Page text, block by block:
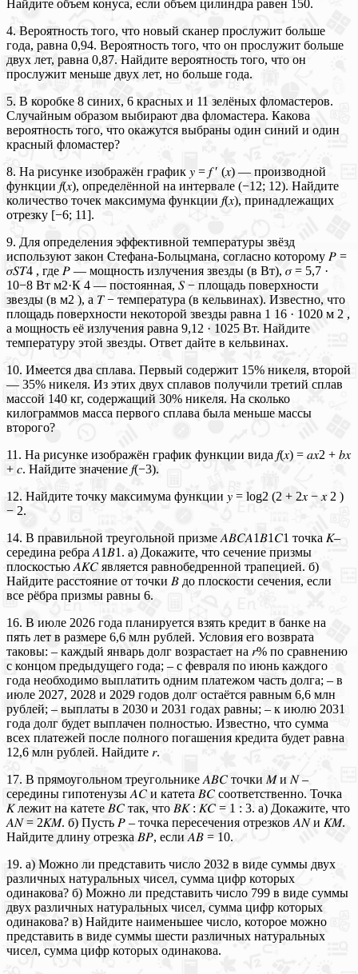
Найдите объем конуса, если объем цилиндра равен 150.
4. Вероятность того, что новый сканер прослужит больше
года, равна 0,94. Вероятность того, что он прослужит больше
двух лет, равна 0,87. Найдите вероятность того, что он
прослужит меньше двух лет, но больше года.
5. В коробке 8 синих, 6 красных и 11 зелёных фломастеров.
Случайным образом выбирают два фломастера. Какова
вероятность того, что окажутся выбраны один синий и один
красный фломастер?
8. На рисунке изображён график 𝑦 = 𝑓 ′ (𝑥) — производной
функции 𝑓(𝑥), определённой на интервале (−12; 12). Найдите
количество точек максимума функции 𝑓(𝑥), принадлежащих
отрезку [−6; 11].
9. Для определения эффективной температуры звёзд
используют закон Стефана-Больцмана, согласно которому 𝑃 =
𝜎𝑆𝑇4 , где 𝑃 — мощность излучения звезды (в Вт), 𝜎 = 5,7 ·
10−8 Вт м2·К 4 — постоянная, 𝑆 − площадь поверхности
звезды (в м2 ), а 𝑇 − температура (в кельвинах). Известно, что
площадь поверхности некоторой звезды равна 1 16 · 1020 м 2 ,
а мощность её излучения равна 9,12 · 1025 Вт. Найдите
температуру этой звезды. Ответ дайте в кельвинах.
10. Имеется два сплава. Первый содержит 15% никеля, второй
— 35% никеля. Из этих двух сплавов получили третий сплав
массой 140 кг, содержащий 30% никеля. На сколько
килограммов масса первого сплава была меньше массы
второго?
11. На рисунке изображён график функции вида 𝑓(𝑥) = 𝑎𝑥2 + 𝑏𝑥
+ 𝑐. Найдите значение 𝑓(−3).
12. Найдите точку максимума функции 𝑦 = log2 (2 + 2𝑥 − 𝑥 2 )
− 2.
14. В правильной треугольной призме 𝐴𝐵𝐶𝐴1𝐵1𝐶1 точка 𝐾–
середина ребра 𝐴1𝐵1. а) Докажите, что сечение призмы
плоскостью 𝐴𝐾𝐶 является равнобедренной трапецией. б)
Найдите расстояние от точки 𝐵 до плоскости сечения, если
все рёбра призмы равны 6.
16. В июле 2026 года планируется взять кредит в банке на
пять лет в размере 6,6 млн рублей. Условия его возврата
таковы: – каждый январь долг возрастает на 𝑟% по сравнению
с концом предыдущего года; – с февраля по июнь каждого
года необходимо выплатить одним платежом часть долга; – в
июле 2027, 2028 и 2029 годов долг остаётся равным 6,6 млн
рублей; – выплаты в 2030 и 2031 годах равны; – к июлю 2031
года долг будет выплачен полностью. Известно, что сумма
всех платежей после полного погашения кредита будет равна
12,6 млн рублей. Найдите 𝑟.
17. В прямоугольном треугольнике 𝐴𝐵𝐶 точки 𝑀 и 𝑁 –
середины гипотенузы 𝐴𝐶 и катета 𝐵𝐶 соответственно. Точка
𝐾 лежит на катете 𝐵𝐶 так, что 𝐵𝐾 : 𝐾𝐶 = 1 : 3. а) Докажите, что
𝐴𝑁 = 2𝐾𝑀. б) Пусть 𝑃 – точка пересечения отрезков 𝐴𝑁 и 𝐾𝑀.
Найдите длину отрезка 𝐵𝑃, если 𝐴𝐵 = 10.
19. а) Можно ли представить число 2032 в виде суммы двух
различных натуральных чисел, сумма цифр которых
одинакова? б) Можно ли представить число 799 в виде суммы
двух различных натуральных чисел, сумма цифр которых
одинакова? в) Найдите наименьшее число, которое можно
представить в виде суммы шести различных натуральных
чисел, сумма цифр которых одинакова.